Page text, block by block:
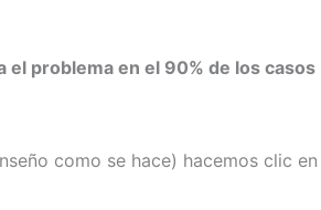
el problema en el 90% de los casos
como se hace) hacemos clic en